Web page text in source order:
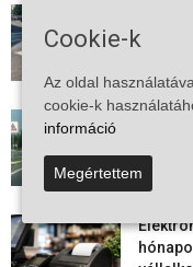
Több
Cookie-k
Az oldal
cookie-k
információ
Megértettem